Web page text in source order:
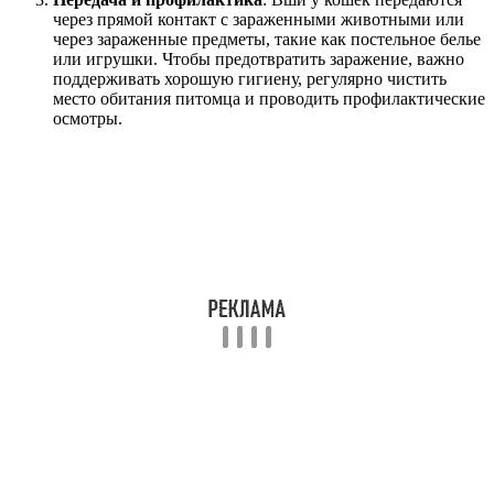
через прямой контакт с зараженными животными или
через зараженные предметы, такие как постельное белье
или игрушки. Чтобы предотвратить заражение, важно
поддерживать хорошую гигиену, регулярно чистить
место обитания питомца и проводить профилактические
осмотры.